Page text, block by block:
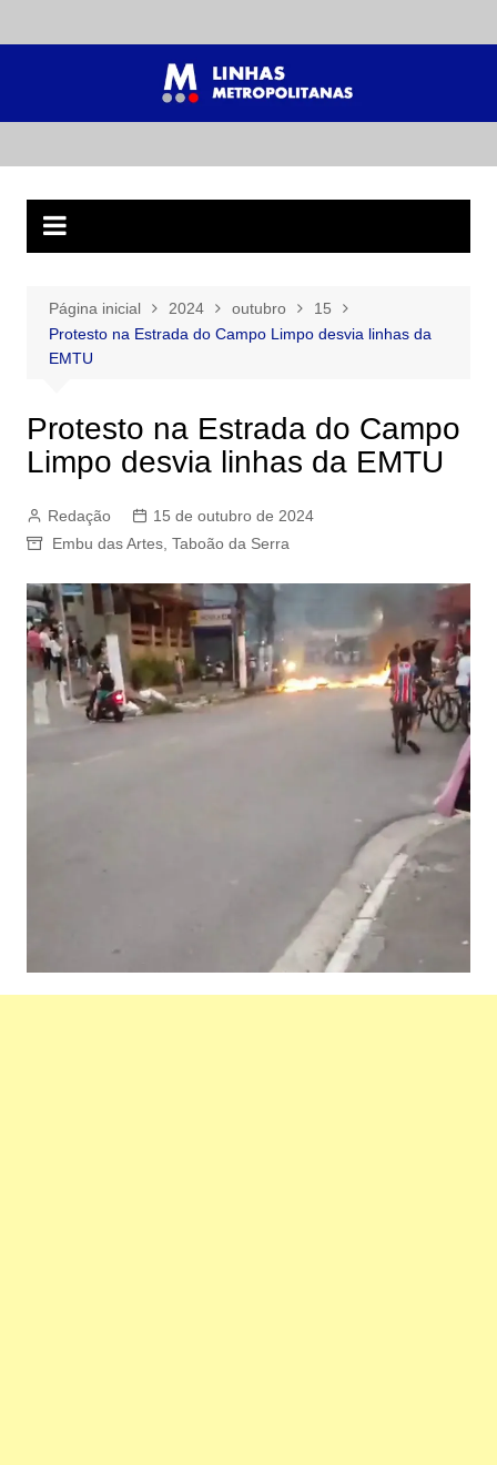
para
Página inicial 2024 outubro
15
Protesto na Estrada do Campo Limpo desvia linhas da
EMTU
Protesto na Estrada do Campo
Limpo desvia linhas da EMTU
Redação
15 de outubro de 2024
Embu das Artes, Taboão da Serra